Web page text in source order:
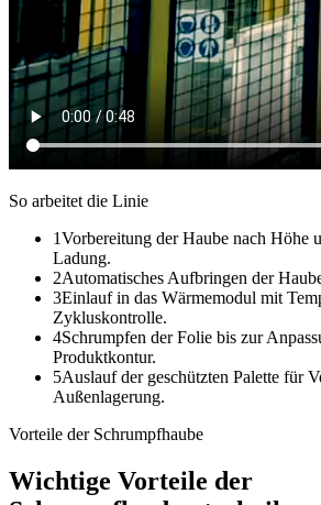
So arbeitet die Linie
1Vorbereitung der Haube nach Höhe
Ladung.
2Automatisches Aufbringen der
3Einlauf in das Wärmemodul mit
Zykluskontrolle.
4Schrumpfen der Folie bis zur
Produktkontur.
5Auslauf der geschützten Palette für
Außenlagerung.
Vorteile der Schrumpfhaube
Wichtige Vorteile der